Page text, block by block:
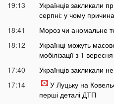
19:13
Українців закликали
серпні: у чому причина
18:41
Мороз чи аномальне
18:12
Українці можуть
мобілізації з 1 вересня
17:40
Українців закликали
17:14
У Луцьку на
перші деталі ДТП